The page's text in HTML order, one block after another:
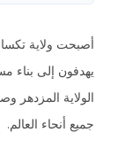
أصبحت ولاية
يهدفون إلى بناء
الولاية المزدهر
جميع أنحاء العالم.